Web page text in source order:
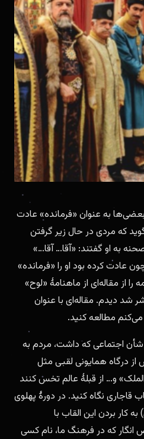
به عنوان «فرمانده» عادت
که مردی در حال زیر گرفتن
به او گفتند: «آقا… آقا…»
عادت کرده بود او را «فرمانده»
را از مقاله‌ای از ماهنامهٔ «لوح»
شد دیدم. مقاله‌ای با عنوان
مطالعه کنید.
اجتماعی که داشت، مردم به
درگاه همایونی لقبی مثل
و… از قبلهٔ عالم تخس کنند
قاجاری نگاه کنید. در دورهٔ پهلوی
کار بردن این القاب با
که در فرهنگ ما، نام کسی